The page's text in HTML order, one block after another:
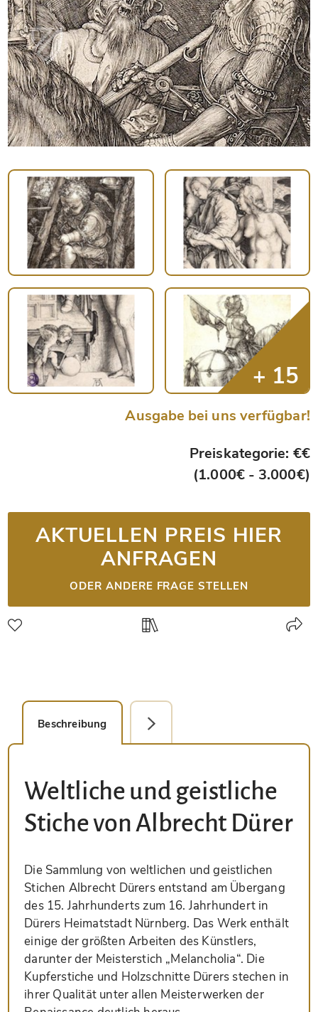
Ausgabe bei uns verfügbar!
Preiskategorie: €€
(1.000€ - 3.000€)
AKTUELLEN PREIS HIER
ANFRAGEN
ODER ANDERE FRAGE STELLEN
Beschreibung Faksimile-Editionen (1)
Weltliche und geistliche
Stiche von Albrecht Dürer
Die Sammlung von weltlichen und geistlichen
Stichen Albrecht Dürers entstand am Übergang
des 15. Jahrhunderts zum 16. Jahrhundert in
Dürers Heimatstadt Nürnberg. Das Werk enthält
einige der größten Arbeiten des Künstlers,
darunter der Meisterstich „Melancholia“. Die
Kupferstiche und Holzschnitte Dürers stechen in
ihrer Qualität unter allen Meisterwerken der